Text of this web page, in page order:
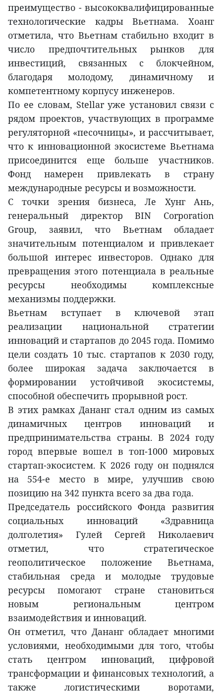
преимущество - высококвалифицированные
технологические кадры Вьетнама. Хоанг
отметила, что Вьетнам стабильно входит в
число предпочтительных рынков для
инвестиций, связанных с блокчейном,
благодаря молодому, динамичному и
компетентному корпусу инженеров.
По ее словам, Stellar уже установил связи с
рядом проектов, участвующих в программе
регуляторной «песочницы», и рассчитывает,
что к инновационной экосистеме Вьетнама
присоединится еще больше участников.
Фонд намерен привлекать в страну
международные ресурсы и возможности.
С точки зрения бизнеса, Ле Хунг Ань,
генеральный директор BIN Corporation
Group, заявил, что Вьетнам обладает
значительным потенциалом и привлекает
большой интерес инвесторов. Однако для
превращения этого потенциала в реальные
ресурсы необходимы комплексные
механизмы поддержки.
Вьетнам вступает в ключевой этап
реализации национальной стратегии
инноваций и стартапов до 2045 года. Помимо
цели создать 10 тыс. стартапов к 2030 году,
более широкая задача заключается в
формировании устойчивой экосистемы,
способной обеспечить прорывной рост.
В этих рамках Дананг стал одним из самых
динамичных центров инноваций и
предпринимательства страны. В 2024 году
город впервые вошел в топ-1000 мировых
стартап-экосистем. К 2026 году он поднялся
на 554-е место в мире, улучшив свою
позицию на 342 пункта всего за два года.
Председатель российского Фонда развития
социальных инноваций «Здравница
долголетия» Гулей Сергей Николаевич
отметил, что стратегическое
геополитическое положение Вьетнама,
стабильная среда и молодые трудовые
ресурсы помогают стране становиться
новым региональным центром
взаимодействия и инноваций.
Он отметил, что Дананг обладает многими
условиями, необходимыми для того, чтобы
стать центром инноваций, цифровой
трансформации и финансовых технологий, а
также логистическими воротами,